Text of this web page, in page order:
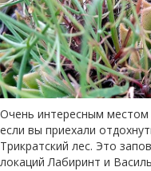
Очень интересным местом
если вы приехали
Трикратский лес. Это
локаций Лабиринт и